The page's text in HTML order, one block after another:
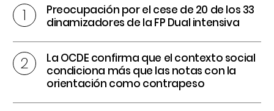
Preocupación por el cese de 20 de los 33
dinamizadores de la FP Dual intensiva
La OCDE confirma que el contexto social
condiciona más que las notas con la
orientación como contrapeso